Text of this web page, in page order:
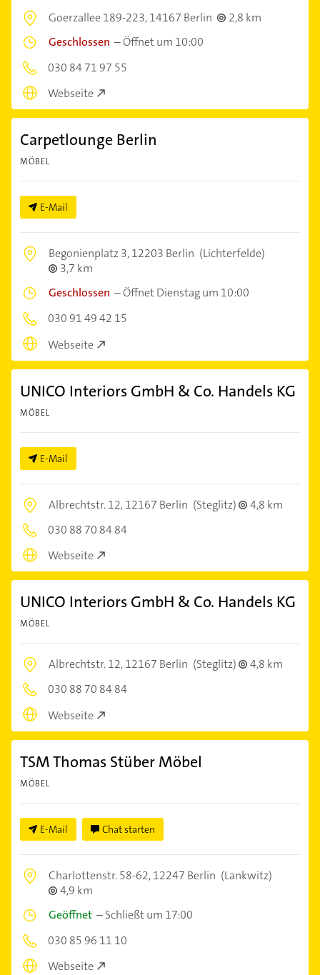
Goerzallee 189-223,14167 Berlin
2,8 km
Geschlossen –Öffnet um 10:00
030 84 71 97 55
Webseite
Carpetlounge Berlin
MÖBEL
E-Mail
Begonienplatz 3,12203 Berlin (Lichterfelde)
3,7 km
Geschlossen –Öffnet Dienstag um 10:00
030 91 49 42 15
Webseite
UNICO Interiors GmbH & Co. Handels KG
MÖBEL
E-Mail
Albrechtstr. 12,12167 Berlin (Steglitz)
4,8 km
030 88 70 84 84
Webseite
UNICO Interiors GmbH & Co. Handels KG
MÖBEL
Albrechtstr. 12,12167 Berlin (Steglitz)
4,8 km
030 88 70 84 84
Webseite
TSM Thomas Stüber Möbel
MÖBEL
E-Mail Chat starten
Charlottenstr. 58-62,12247 Berlin (Lankwitz)
4,9 km
Geöffnet –Schließt um 17:00
030 85 96 11 10
Webseite